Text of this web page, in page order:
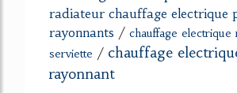
radiateur chauffage electrique
rayonnants / chauffage electrique
serviette / chauffage
rayonnant